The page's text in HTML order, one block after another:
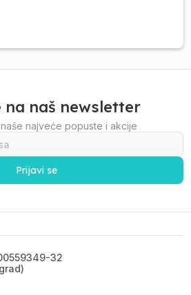
na naš newsletter
najveće popuste i akcije
Prijavi se
32